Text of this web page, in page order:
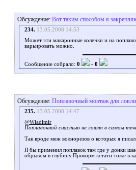
Обсуждение: Вот таким способом я
234. 13.05.2008 14:53
Может эти макаронные колечки и на
варьировать можно.
Сообщение собрало: 0 - 0
Обсуждение: Поплавочный монтаж для ловли
235. 13.05.2008 14:47
@Wladimir
Поплавочной снастью не ловят в самом
Так вроде меж волнорезов о которых я писал
Я бы применил поплавок там где у донки
обрывом в глубину.Прикорм кстати тоже в